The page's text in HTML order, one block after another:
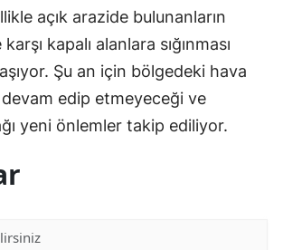
açık arazide bulunanların
karşı kapalı alanlara sığınması
Şu an için bölgedeki hava
edip etmeyeceği ve
yeni önlemler takip ediliyor.